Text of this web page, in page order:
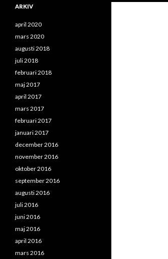
ARKIV
april 2020
mars 2020
augusti 2018
juli 2018
februari 2018
maj 2017
april 2017
mars 2017
februari 2017
januari 2017
december 2016
november 2016
oktober 2016
september 2016
augusti 2016
juli 2016
juni 2016
maj 2016
april 2016
mars 2016